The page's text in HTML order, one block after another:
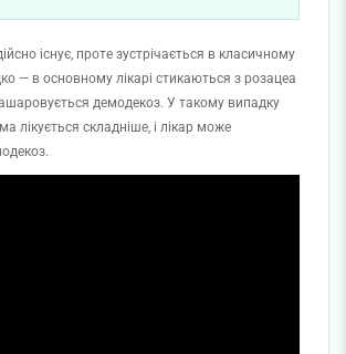
існує, проте зустрічається в класичному
— в основному лікарі стикаються з розацеа
демодекоз. У такому випадку
лікується складніше, і лікар може